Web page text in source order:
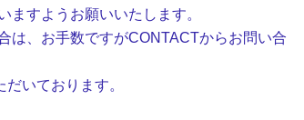
ますようお願いいたします。
は、お手数ですがCONTACTからお問い合
いております。